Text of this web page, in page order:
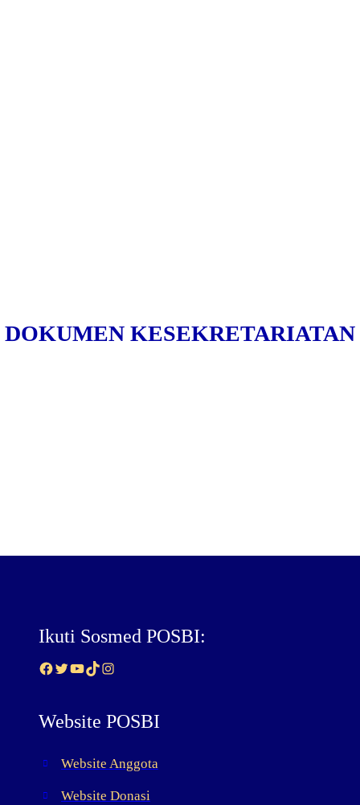
DOKUMEN KESEKRETARIATAN
Ikuti Sosmed POSBI:
Facebook Twitter YouTube TikTok Instagram
Website POSBI
Website Anggota
Website Donasi